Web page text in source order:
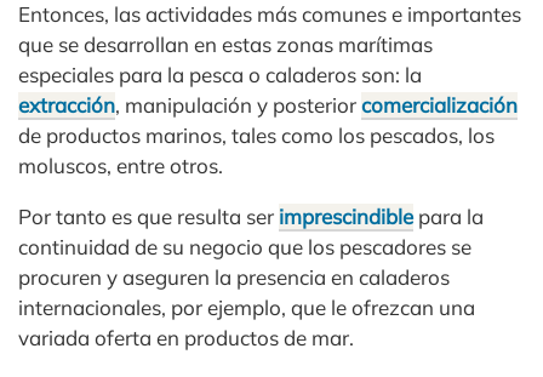
Entonces, las actividades más comunes e importantes
que se desarrollan en estas zonas marítimas
especiales para la pesca o caladeros son: la
extracción, manipulación y posteriorcomercialización
de productos marinos, tales como los pescados, los
moluscos, entre otros.
Por tanto es que resulta ser imprescindiblepara la
continuidad de su negocio que los pescadores se
procuren y aseguren la presencia en caladeros
internacionales, por ejemplo, que le ofrezcan una
variada oferta en productos de mar.